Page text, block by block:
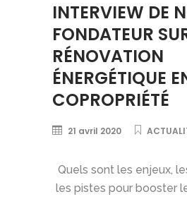
INTERVIEW DE
FONDATEUR
RÉNOVATION
ÉNERGÉTIQUE
COPROPRIÉTÉ
21 avril 2020
Quels sont les enjeux,
les pistes pour booster